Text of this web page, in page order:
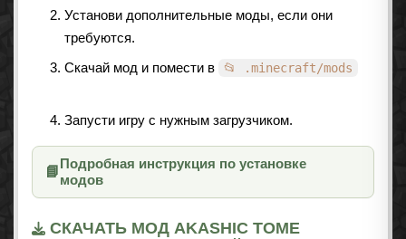
Установи дополнительные моды, если они
требуются.
Скачай мод и помести в
📂 .minecraft/mods
Запусти игру с нужным загрузчиком.
📘
Подробная инструкция по установке
модов
СКАЧАТЬ МОД AKASHIC TOME